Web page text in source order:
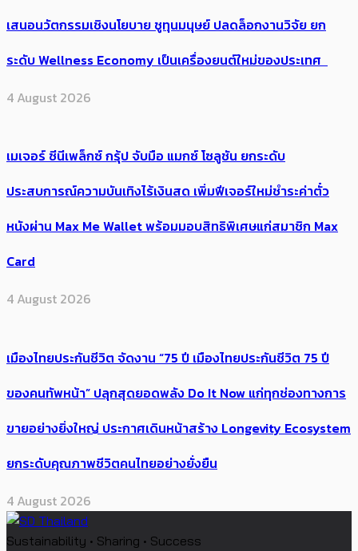
เสนอนวัตกรรมเชิงนโยบาย ชูทุนมนุษย์ ปลดล็อกงานวิจัย ยก
ระดับ Wellness Economy เป็นเครื่องยนต์ใหม่ของประเทศ
4 August 2026
เมเจอร์ ซีนีเพล็กซ์ กรุ้ป จับมือ แมกซ์ โซลูชัน ยกระดับ
ประสบการณ์ความบันเทิงไร้เงินสด เพิ่มฟีเจอร์ใหม่ชำระค่าตั๋ว
หนังผ่าน Max Me Wallet พร้อมมอบสิทธิพิเศษแก่สมาชิก Max
Card
4 August 2026
เมืองไทยประกันชีวิต จัดงาน “75 ปี เมืองไทยประกันชีวิต 75 ปี
ของคนทัพหน้า” ปลุกสุดยอดพลัง Do It Now แก่ทุกช่องทางการ
ขายอย่างยิ่งใหญ่ ประกาศเดินหน้าสร้าง Longevity Ecosystem
ยกระดับคุณภาพชีวิตคนไทยอย่างยั่งยืน
4 August 2026
Sustainability • Sharing • Success